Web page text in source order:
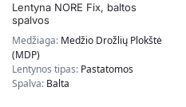
Lentyna NORE Fix, baltos
spalvos
Medžiaga: Medžio Drožlių Plokštė
(MDP)
Lentynos tipas: Pastatomos
Spalva: Balta